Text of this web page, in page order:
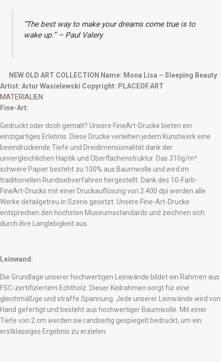
“The best way to make your dreams come true is to
wake up.” – Paul Valery
NEW OLD ART COLLECTION Name: Mona Lisa – Sleeping Beauty
Artist: Artur Wasielewski Copyright: PLACEOF.ART
MATERIALIEN
Fine-Art:
Gedruckt oder doch gemalt? Unsere FineArt-Drucke bieten ein
einzigartiges Erlebnis. Diese Drucke verleihen jedem Kunstwerk eine
beeindruckende Tiefe und Dreidimensionalität dank der
unvergleichlichen Haptik und Oberflächenstruktur. Das 310g/m²
schwere Papier besteht zu 100% aus Baumwolle und wird im
traditionellen Rundsiebverfahren hergestellt. Dank des 10-Farb-
FineArt-Drucks mit einer Druckauflösung von 2.400 dpi werden alle
Werke detailgetreu in Szene gesetzt. Unsere Fine-Art-Drucke
entsprechen den höchsten Museumsstandards und zeichnen sich
durch ihre Langlebigkeit aus.
Leinwand:
Die Grundlage unserer hochwertigen Leinwände bildet ein Rahmen aus
FSC-zertifiziertem Echtholz. Dieser Keilrahmen sorgt für eine
gleichmäßige und straffe Spannung. Jede unserer Leinwände wird von
Hand gefertigt und besteht aus hochwertiger Baumwolle. Mit einer
Tiefe von 2 cm werden sie randseitig gespiegelt bedruckt, um ein
erstklassiges Ergebnis zu erzielen.